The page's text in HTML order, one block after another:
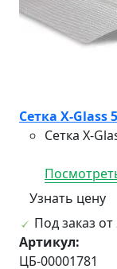
Сетка X-
Сетка X-
Узнать цену
Под заказ от
Артикул:
ЦБ-00001781